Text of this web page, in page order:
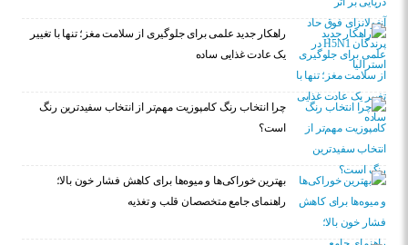
راهکار جدید علمی برای جلوگیری از سلامت مغز؛ تنها با تغییر
یک عادت غذایی ساده
چرا انتخاب رنگ کامپوزیت مهم‌تر از انتخاب سفیدترین رنگ
است؟
بهترین خوراکی‌ها و میوه‌ها برای کاهش فشار خون بالا؛
راهنمای جامع متخصصان قلب و تغذیه